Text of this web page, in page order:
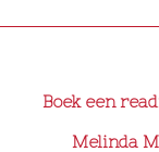
Boek een
Melinda